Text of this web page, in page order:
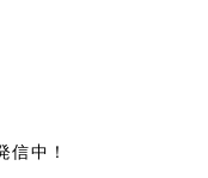
信中！